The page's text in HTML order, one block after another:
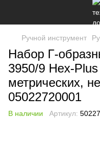
Ручной инструмент
Набор Г-
3950/9 Hex-
метрических,
05022720001
В наличии Артикул: